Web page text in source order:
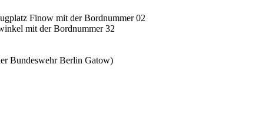
Finow mit der Bordnummer 02
mit der Bordnummer 32
Bundeswehr Berlin Gatow)